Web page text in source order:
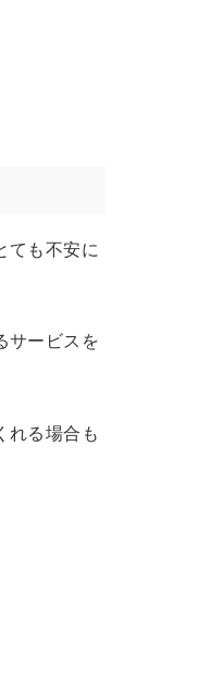
ても不安に
サービスを
れる場合も